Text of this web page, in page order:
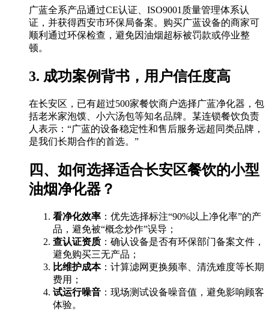
广蓝全系产品通过CE认证、ISO9001质量管理体系认
证，并获得西安市环保局备案。购买广蓝设备的商家可
顺利通过环保检查，避免因油烟超标被罚款或停业整
顿。
3. 成功案例背书，用户信任度高
在长安区，已有超过500家餐饮商户选择广蓝净化器，包
括老米家泡馍、小六汤包等知名品牌。某连锁餐饮负责
人表示：“广蓝的设备稳定性和售后服务远超同类品牌，
是我们长期合作的首选。”
四、如何选择适合长安区餐饮的小型
油烟净化器？
看净化效率 ：优先选择标注“90%以上净化率”的产
品，避免被“概念炒作”误导；
查认证资质 ：确认设备是否有环保部门备案文件，
避免购买三无产品；
比维护成本：计算滤网更换频率、清洗难度等长期
费用；
试运行噪音 ：现场测试设备噪音值，避免影响顾客
体验。